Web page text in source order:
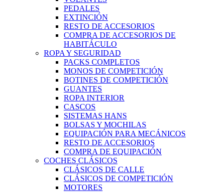
PEDALES
EXTINCIÓN
RESTO DE ACCESORIOS
COMPRA DE ACCESORIOS DE
HABITÁCULO
ROPA Y SEGURIDAD
PACKS COMPLETOS
MONOS DE COMPETICIÓN
BOTINES DE COMPETICIÓN
GUANTES
ROPA INTERIOR
CASCOS
SISTEMAS HANS
BOLSAS Y MOCHILAS
EQUIPACIÓN PARA MECÁNICOS
RESTO DE ACCESORIOS
COMPRA DE EQUIPACIÓN
COCHES CLÁSICOS
CLÁSICOS DE CALLE
CLÁSICOS DE COMPETICIÓN
MOTORES